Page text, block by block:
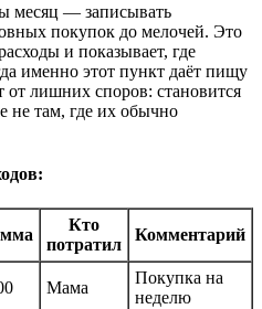
месяц — записывать
покупок до мелочей. Это
и показывает, где
именно этот пункт даёт пищу
от лишних споров: становится
не там, где их обычно
Кто
потратил
Комментарий
Мама
Покупка на
неделю